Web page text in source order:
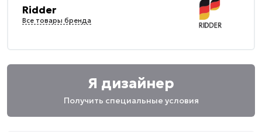
Ridder
Все товары бренда
Я дизайнер
Получить специальные условия